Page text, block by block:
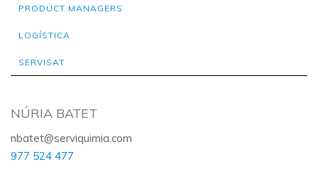
PRODUCT MANAGERS
LOGÍSTICA
SERVISAT
NÚRIA BATET
nbatet@serviquimia.com
977 524 477